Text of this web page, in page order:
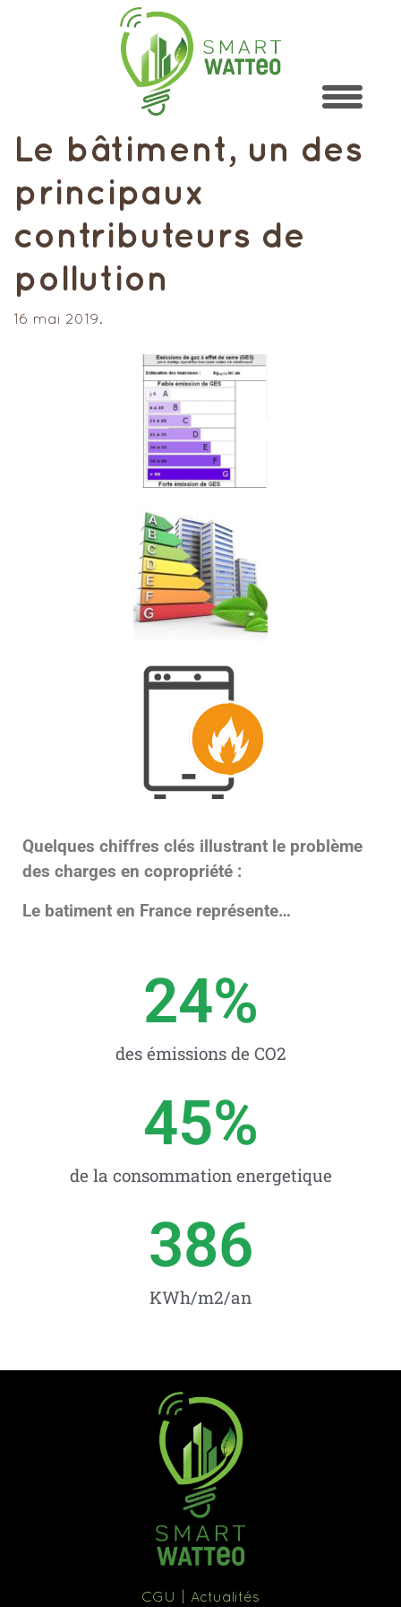
Le bâtiment, un des
principaux
contributeurs de
pollution
16 mai 2019.
Quelques chiffres clés illustrant le problème
des charges en copropriété :
Le batiment en France représente…
des émissions de CO2
24%
de la consommation energetique
45%
KWh/m2/an
386
CGU Actualités